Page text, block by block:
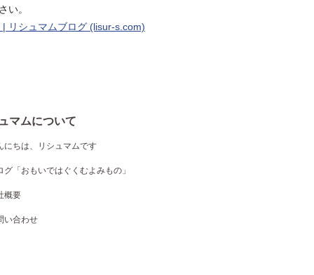
い。
リシュマムブログ (lisur-s.com)
マムについて
にちは、リシュマムです
グ「おもいではぐくむよみもの」
概要
い合わせ